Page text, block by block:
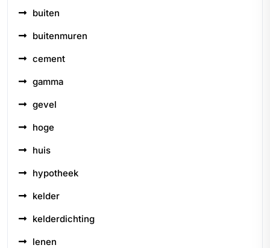
buiten
buitenmuren
cement
gamma
gevel
hoge
huis
hypotheek
kelder
kelderdichting
lenen